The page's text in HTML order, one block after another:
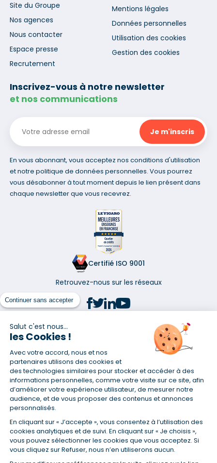
Continuer sans accepter
Salut c'est nous...
les Cookies !
Avec votre accord, nous et nos
partenaires utilisons des cookies et
des technologies similaires pour stocker et accéder à des
informations personnelles, comme votre visite sur ce site, afin
d’améliorer votre expérience utilisateur, de mesurer notre
audience, et de vous proposer des contenus et annonces
personnalisés.
En cliquant sur « J’accepte », vous consentez à l’utilisation des
cookies analytiques et de suivi. En cliquant sur « Je choisis »,
vous pouvez sélectionner les cookies que vous acceptez. Si
vous cliquez sur Refuser, nous n’en utiliserons aucun.
Site du Groupe
Nos agences
Nous contacter
Espace presse
Recrutement
Mentions légales
Données personnelles
Utilisation des cookies
Gestion des cookies
Inscrivez-vous à notre newsletter
et nos communications
En vous abonnant, vous acceptez nos conditions d'utilisation
et notre politique de données personnelles. Vous pourrez
vous désabonner à tout moment depuis le lien présent dans
chaque newsletter que vous recevrez.
Certifié ISO 9001
Retrouvez-nous sur les réseaux
(1) Taux fixe national hors assurance et selon votre profil
(2) Économie de 65 % pour l'assurance d'un prêt amortissable de 330
457,23 € à 0,90 % sur 19,5 ans, accordé à un salarié non cadre assuré à
100 % (décès, PTIA, IPP, ITT, IPP) âgé de 36 ans fumeur et une personne
salariée non cadre assurée à 100 % (décès, PTIA, IPP, ITT, IPP) âgée de 35
ans et non-fumeur, tous deux sans risque médical connu. Au
14/07/2019, coût de l'assurance proposée par la banque 179,08 €/mois
en moyenne contre 64,60 €/mois en moyenne au 14/07/2022 avec
Empruntis.com (TAEA : 0,44 %, coût total de l'assurance : 15 117,65 €).
(3) Taux minimum pour un crédit consommation d'un montant fixé entre
5 000 et 20 000 euros, selon profil et durée.
(4) La diminution du montant des mensualités entraîne l'allongement
de la durée de remboursement ainsi que la hausse du coût total du